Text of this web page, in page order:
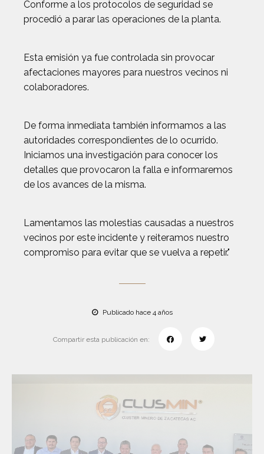
Conforme a los protocolos de seguridad se
procedió a parar las operaciones de la planta.
Esta emisión ya fue controlada sin provocar
afectaciones mayores para nuestros vecinos ni
colaboradores.
De forma inmediata también informamos a las
autoridades correspondientes de lo ocurrido.
Iniciamos una investigación para conocer los
detalles que provocaron la falla e informaremos
de los avances de la misma.
Lamentamos las molestias causadas a nuestros
vecinos por este incidente y reiteramos nuestro
compromiso para evitar que se vuelva a repetir."
Publicado hace 4 años
Compartir esta publicación en: